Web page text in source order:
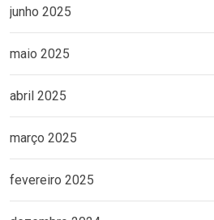
junho 2025
maio 2025
abril 2025
março 2025
fevereiro 2025